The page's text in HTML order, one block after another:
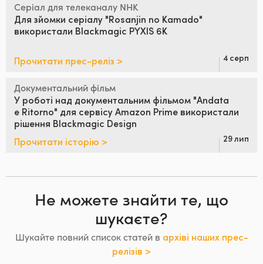
Серіал для телеканалу NHK
Для зйомки серіалу "Rosanjin no Kamado"
використали Blackmagic PYXIS 6K
Прочитати прес-реліз > 4 серп
Документальний фільм
У роботі над документальним фільмом "Andata
e Ritorno" для сервісу Amazon Prime використали
рішення Blackmagic Design
Прочитати історію >
29 лип
Не можете знайти те, що
шукаєте?
Шукайте повний список статей в архіві наших прес-
релізів >